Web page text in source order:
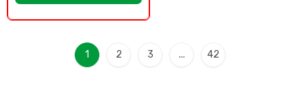
1 2 3 ... 42